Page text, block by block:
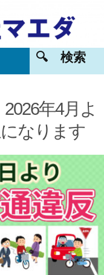
年4月よ
なります